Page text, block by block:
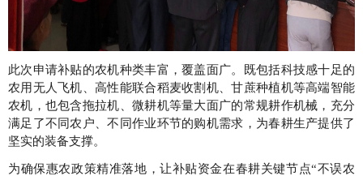
此次申请补贴的农机种类丰富，覆盖面广。既包括科技感十足的
农用无人飞机、高性能联合稻麦收割机、甘蔗种植机等高端智能
农机，也包含拖拉机、微耕机等量大面广的常规耕作机械，充分
满足了不同农户、不同作业环节的购机需求，为春耕生产提供了
坚实的装备支撑。
为确保惠农政策精准落地，让补贴资金在春耕关键节点“不误农